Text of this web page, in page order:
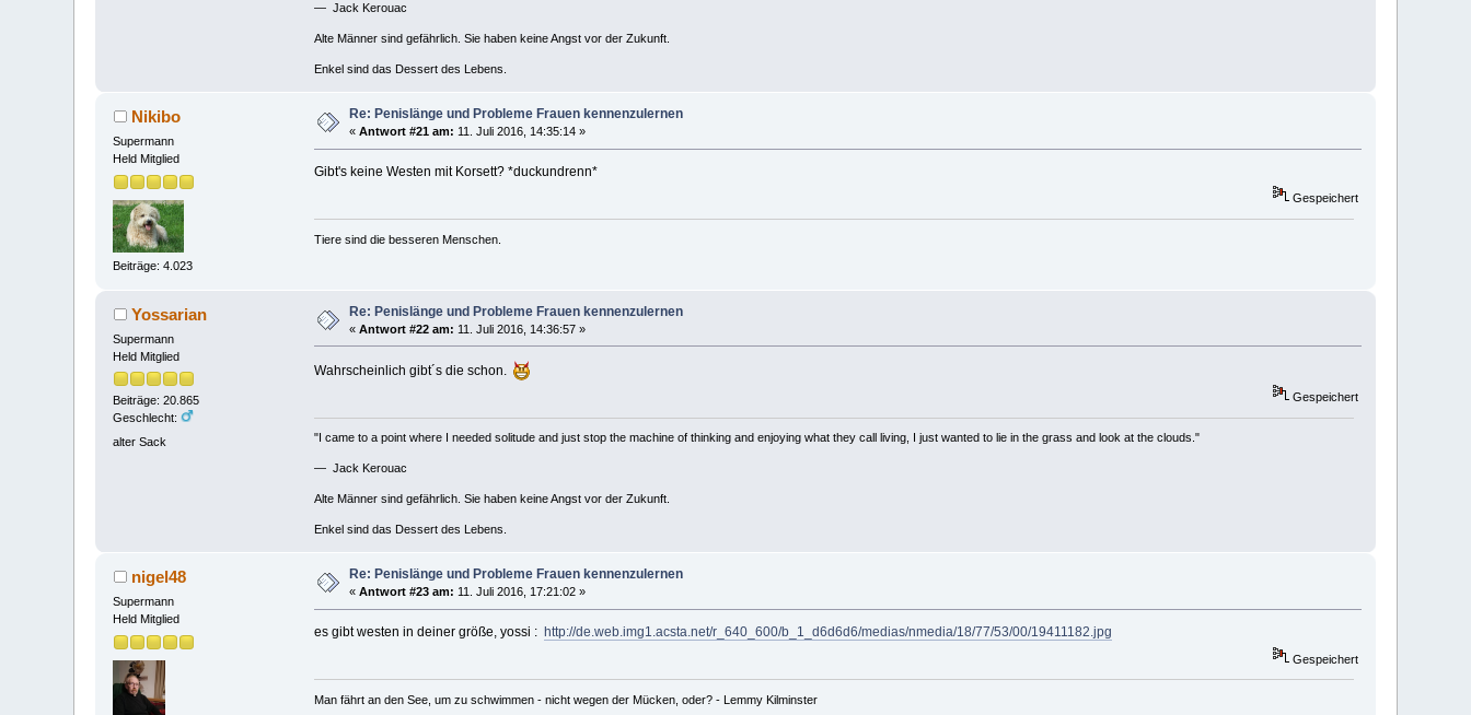
— Jack Kerouac
Alte Männer sind gefährlich. Sie haben keine Angst vor der Zukunft.
Enkel sind das Dessert des Lebens.
Nikibo
Supermann
Held Mitglied
Beiträge: 4.023
Re: Penislänge und Probleme Frauen kennenzulernen
«Antwort #21 am: 11. Juli 2016, 14:35:14 »
Gibt's keine Westen mit Korsett? *duckundrenn*
Gespeichert
Tiere sind die besseren Menschen.
Yossarian
Supermann
Held Mitglied
Beiträge: 20.865
Geschlecht:
alter Sack
Re: Penislänge und Probleme Frauen kennenzulernen
«Antwort #22 am: 11. Juli 2016, 14:36:57 »
Wahrscheinlich gibt´s die schon.
Gespeichert
"I came to a point where I needed solitude and just stop the machine of thinking and enjoying what they call living, I just wanted to lie in the grass and look at the clouds."
— Jack Kerouac
Alte Männer sind gefährlich. Sie haben keine Angst vor der Zukunft.
Enkel sind das Dessert des Lebens.
nigel48
Supermann
Held Mitglied
Re: Penislänge und Probleme Frauen kennenzulernen
«Antwort #23 am: 11. Juli 2016, 17:21:02 »
es gibt westen in deiner größe, yossi : http://de.web.img1.acsta.net/r_640_600/b_1_d6d6d6/medias/nmedia/18/77/53/00/19411182.jpg
Gespeichert
Man fährt an den See, um zu schwimmen - nicht wegen der Mücken, oder? - Lemmy Kilminster